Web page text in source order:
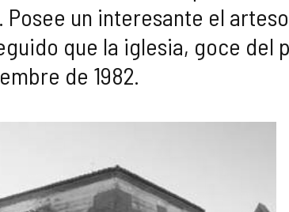
un interesante el
que la iglesia, goce del
de 1982.